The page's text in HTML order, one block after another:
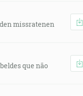
missratenen
que não